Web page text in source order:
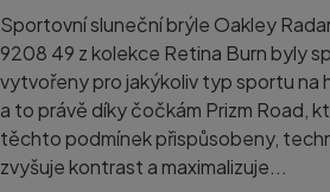
Sportovní sluneční brýle Oakley
9208 49 z kolekce Retina Burn byly
vytvořeny pro jakýkoliv typ sportu na
a to právě díky čočkám Prizm Road,
těchto podmínek přispůsobeny,
zvyšuje kontrast a maximalizuje...